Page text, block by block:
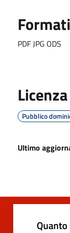
PDF JPG ODS
Pubblico
Ultimo